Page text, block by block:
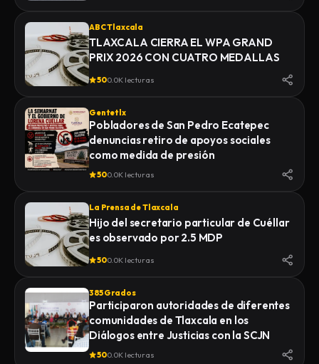
ABC Tlaxcala
TLAXCALA CIERRA EL WPA GRAND
PRIX 2026 CON CUATRO MEDALLAS
500.0K lecturas
Gentetlx
Pobladores de San Pedro Ecatepec
denuncias retiro de apoyos sociales
como medida de presión
500.0K lecturas
La Prensa de Tlaxcala
Hijo del secretario particular de Cuéllar
es observado por 2.5 MDP
500.0K lecturas
385 Grados
Participaron autoridades de diferentes
comunidades de Tlaxcala en los
Diálogos entre Justicias con la SCJN
500.0K lecturas